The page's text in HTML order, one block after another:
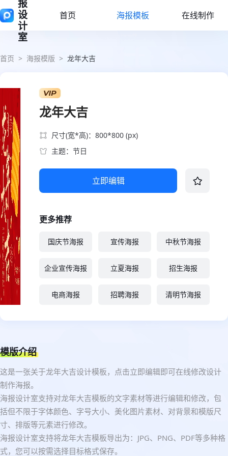
报
设
计
室
首页 海报模板 在线制作
首页 > 海报模版 > 龙年大吉
龙年大吉
尺寸(宽*高)：800*800 (px)
主题：节日
立即编辑
更多推荐
国庆节海报 宣传海报 中秋节海报
企业宣传海报 立夏海报 招生海报
电商海报 招聘海报 清明节海报
模版介绍
这是一张关于龙年大吉设计模板，点击立即编辑即可在线修改设计
制作海报。
海报设计室支持对龙年大吉模板的文字素材等进行编辑和修改，包
括但不限于字体颜色、字号大小、美化图片素材、对背景和模版尺
寸、排版等元素进行修改。
海报设计室支持将龙年大吉模板导出为：JPG、PNG、PDF等多种格
式，您可以按需选择目标格式保存。